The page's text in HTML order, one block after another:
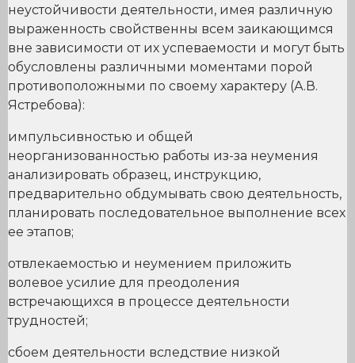
неустойчивости деятельности, имея различную
выраженность свойственны всем заикающимся
вне зависимости от их успеваемости и могут быть
обусловлены различными моментами порой
противоположными по своему характеру (А.В.
Ястребова):
импульсивностью и общей
неорганизованностью работы из-за неумения
анализировать образец, инструкцию,
предварительно обдумывать свою деятельность,
планировать последовательное выполнение всех
ее этапов;
отвлекаемостью и неумением приложить
волевое усилие для преодоления
встречающихся в процессе деятельности
трудностей;
сбоем деятельности вследствие низкой